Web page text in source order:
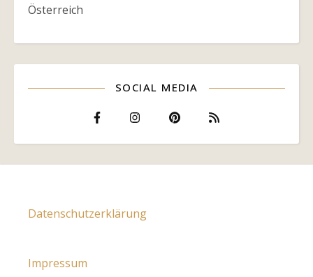
Österreich
SOCIAL MEDIA
Datenschutzerklärung
Impressum